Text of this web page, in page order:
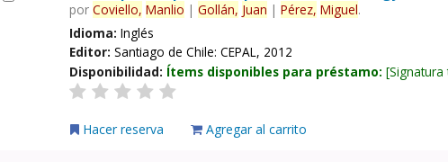
porCoviello, Manlio |Gollán, Juan |Pérez, Miguel.
Idioma:Inglés
Editor:Santiago de Chile: CEPAL, 2012
Disponibilidad: Ítems disponibles para préstamo:
Hacer reserva Agregar al carrito